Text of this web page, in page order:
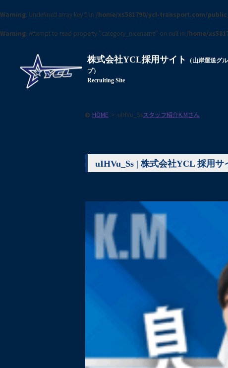
Warning: Undefined array key 0 in /home/xs581790/ycl-transport.com/
Warning: Attempt to read property "category_nicename" on null in /home/
株式会社YCL採用サイト
（山岸運送グ
プ）
Recruiting Site
HOME > スタッフ紹介K.Mさん
uIHVu_Ss
uIHVu_Ss | 株式会社YCL 採用サ